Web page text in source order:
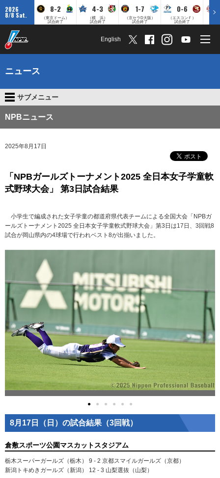
2026
8/8 Sat.
8-2
（東京ドーム）
試合終了
4-3
（横 浜）
試合終了
1-7
（京セラD大阪）
試合終了
0-6
（エスコンＦ）
試合終了
English
ニュース
サブメニュー
NPBニュース
2025年8月17日
「NPBガールズトーナメント2025 全日本女子学童軟
式野球大会」 第3日試合結果
小学生で編成された女子学童の都道府県代表チームによる全国大会「NPBガ
ールズトーナメント2025 全日本女子学童軟式野球大会」第3日は17日、3回戦8
試合が岡山県内の4球場で行われベスト8が出揃いました。
● ● ● ● ● ●
8月17日（日）の試合結果（3回戦）
倉敷スポーツ公園マスカットスタジアム
栃木スーパーガールズ（栃木） 9 - 2 京都スマイルガールズ（京都）
新潟トキめきガールズ（新潟） 12 - 3 山梨選抜（山梨）